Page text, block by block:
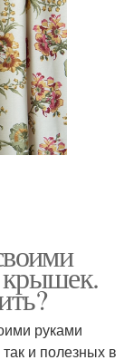
крышек.
руками
и полезных в